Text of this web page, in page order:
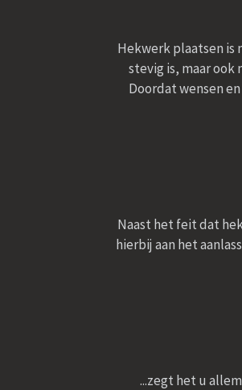
Hekwerk plaatsen is
stevig is, maar
Doordat wensen
Naast het feit dat
hierbij aan het
...zegt het u